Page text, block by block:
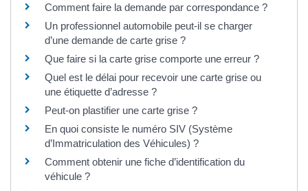
Comment faire la demande par correspondance ?
Un professionnel automobile peut-il se charger
d’une demande de carte grise ?
Que faire si la carte grise comporte une erreur ?
Quel est le délai pour recevoir une carte grise ou
une étiquette d’adresse ?
Peut-on plastifier une carte grise ?
En quoi consiste le numéro SIV (Système
d’Immatriculation des Véhicules) ?
Comment obtenir une fiche d’identification du
véhicule ?